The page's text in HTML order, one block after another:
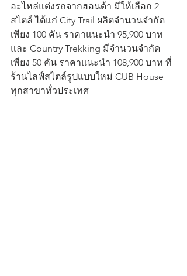
อะไหล่แต่งรถจากฮอนด้า มีให้เลือก 2
สไตล์ ได้แก่ City Trail ผลิตจำนวนจำกัด
เพียง 100 คัน ราคาแนะนำ 95,900 บาท
และ Country Trekking มีจำนวนจำกัด
เพียง 50 คัน ราคาแนะนำ 108,900 บาท ที่
ร้านไลฟ์สไตล์รูปแบบใหม่ CUB House
ทุกสาขาทั่วประเทศ